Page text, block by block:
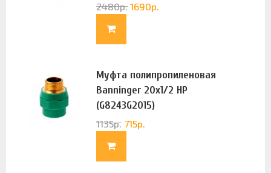
2480р. 1690р.
Муфта полипропиленовая
Banninger 20х1/2 НР
(G8243G2015)
1135р. 715р.